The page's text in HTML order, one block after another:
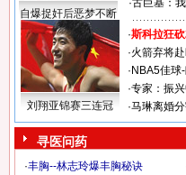
自爆捉奸后恶梦不断
·古巨基：
刘翔亚锦赛三连冠
·斯科拉狂
·火箭弃将
· NBA5佳球
·专家：振
·马琳离婚
寻医问药
·丰胸--林志玲爆丰胸秘诀